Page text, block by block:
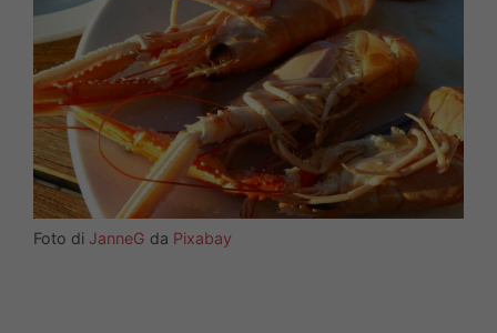
Foto di JanneG da Pixabay